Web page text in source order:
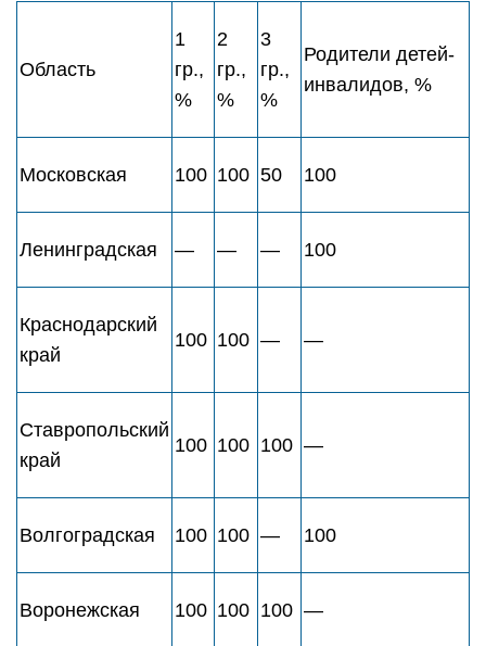
Область
1
гр.,
%
2
гр.,
%
3
гр.,
%
Родители детей-
инвалидов, %
Московская 100 100 50 100
Ленинградская — — — 100
Краснодарский
край
100 100 — —
Ставропольский
край
100 100 100 —
Волгоградская 100 100 — 100
Воронежская 100 100 100 —